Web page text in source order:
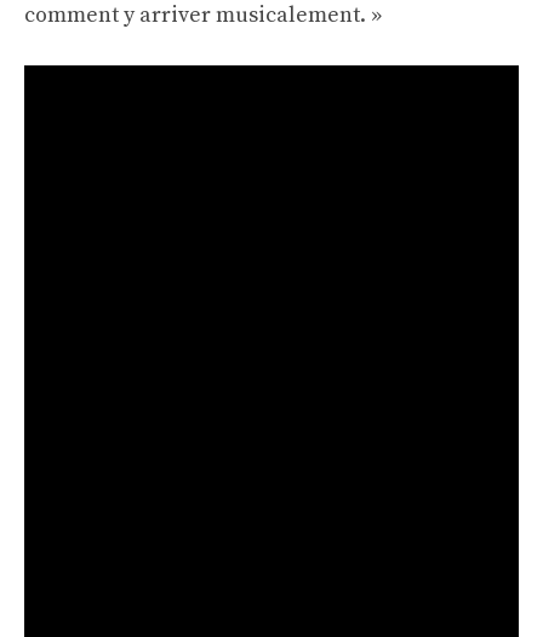
comment y arriver musicalement. »